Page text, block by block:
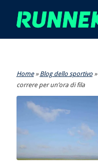
Home» Blog dello sportivo»
correre per un’ora di fila